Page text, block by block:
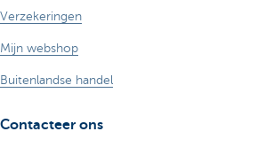
Verzekeringen
Mijn webshop
Buitenlandse handel
Contacteer ons